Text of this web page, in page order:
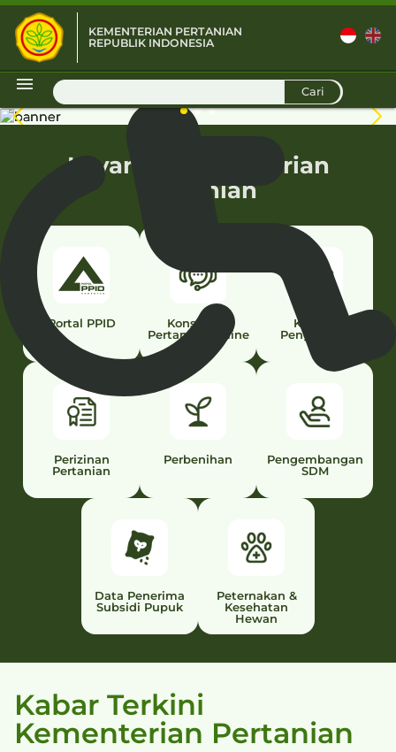
KEMENTERIAN PERTANIAN
REPUBLIK INDONESIA
Cari
D
Layanan Kementerian
Pertanian
Portal PPID
Konsultasi
Pertanian Online
Kontak
Pengaduan
Perizinan
Pertanian
Perbenihan
Pengembangan
SDM
Data Penerima
Subsidi Pupuk
Peternakan &
Kesehatan
Hewan
Kabar Terkini
Kementerian Pertanian